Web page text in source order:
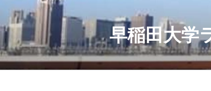
テ
ン
ツ
へ
早稲田大学